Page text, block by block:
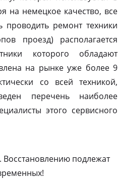
на немецкое качество, все
ремонт техники
проезд) располагается
которого обладают
на рынке уже более 9
со всей техникой,
перечень наиболее
этого сервисного
подлежат